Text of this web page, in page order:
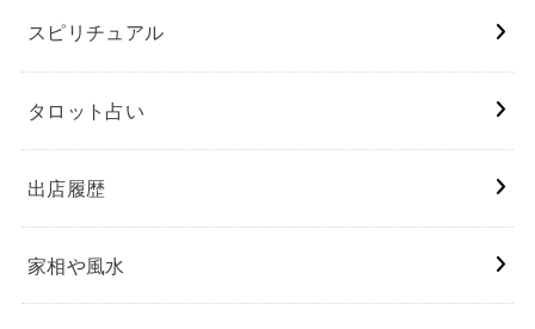
スピリチュアル
タロット占い
出店履歴
家相や風水